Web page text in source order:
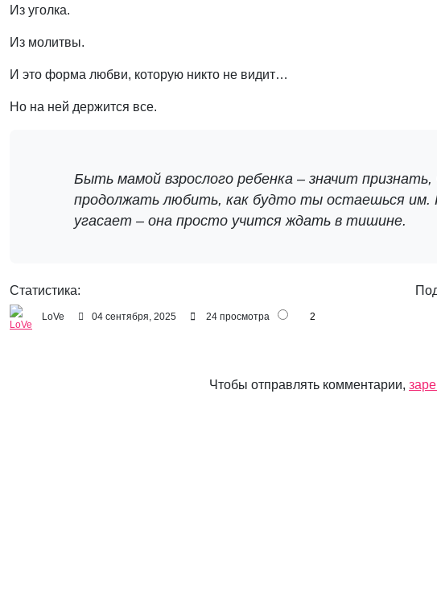
Из уголка.
Из молитвы.
И это форма любви, которую никто не видит…
Но на ней держится все.
Быть мамой взрослого ребенка – значит
продолжать любить, как будто ты остаешься им.
угасает – она просто учится ждать в тишине.
Статистика:
LoVe 04 сентября, 2025 24 просмотра 2
Чтобы отправлять комментарии,